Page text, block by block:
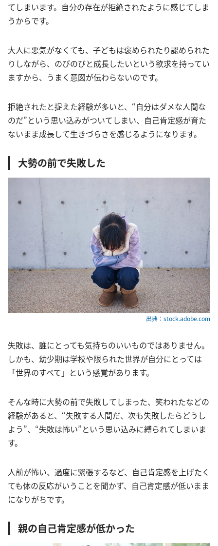
てしまいます。自分の存在が拒絶されたように感じてしま
うからです。
大人に悪気がなくても、子どもは褒められたり認められた
りしながら、のびのびと成長したいという欲求を持ってい
ますから、うまく意図が伝わらないのです。
拒絶されたと捉えた経験が多いと、“自分はダメな人間な
のだ”という思い込みがついてしまい、自己肯定感が育た
ないまま成長して生きづらさを感じるようになります。
大勢の前で失敗した
出典：stock.adobe.com
失敗は、誰にとっても気持ちのいいものではありません。
しかも、幼少期は学校や限られた世界が自分にとっては
「世界のすべて」という感覚があります。
そんな時に大勢の前で失敗してしまった、笑われたなどの
経験があると、“失敗する人間だ、次も失敗したらどうし
よう”、“失敗は怖い”という思い込みに縛られてしまいま
す。
人前が怖い、過度に緊張するなど、自己肯定感を上げたく
ても体の反応がいうことを聞かず、自己肯定感が低いまま
になりがちです。
親の自己肯定感が低かった